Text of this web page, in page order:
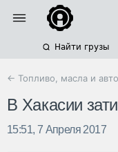
Найти грузы
← Топливо, масла и
В Хакасии
15:51, 7 Апреля 2017